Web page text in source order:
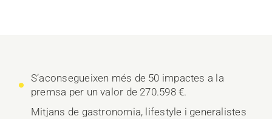
S’aconsegueixen més de 50 impactes a la
premsa per un valor de 270.598 €.
Mitjans de gastronomia, lifestyle i generalistes